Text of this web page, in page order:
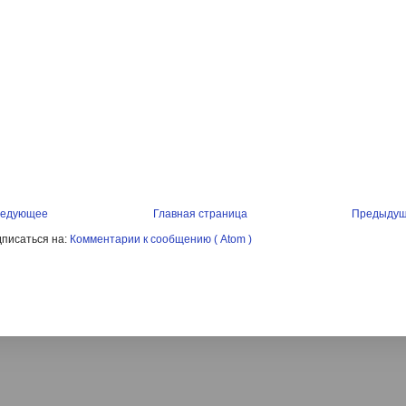
Главная страница
на: Комментарии к сообщению ( Atom )